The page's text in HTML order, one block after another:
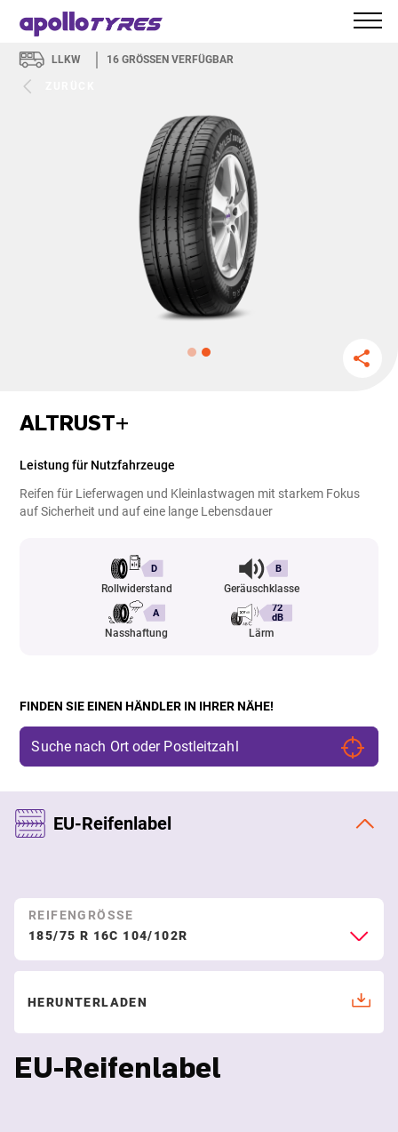
LLKW 16 GRÖSSEN VERFÜGBAR
ALTRUST+
Leistung für Nutzfahrzeuge
Reifen für Lieferwagen und Kleinlastwagen mit starkem Fokus
auf Sicherheit und auf eine lange Lebensdauer
D
Rollwiderstand
A
Nasshaftung
B
Geräuschklasse
72
dB
Lärm
FINDEN SIE EINEN HÄNDLER IN IHRER NÄHE!
EU-Reifenlabel
EU-Reifenlabel
REIFENGRÖSSE
185/75 R 16C 104/102R
HERUNTERLADEN